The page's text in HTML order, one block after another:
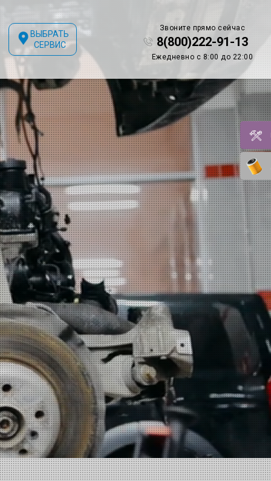
ВЫБРАТЬ
СЕРВИС
Звоните прямо сейчас
8(800)222-91-13
Ежедневно с 8:00 до 22:00